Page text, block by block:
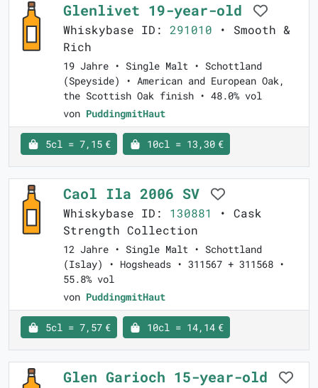
Glenlivet 19-year-old
Whiskybase ID: 291010 • Smooth &
Rich
19 Jahre • Single Malt • Schottland
(Speyside) • American and European Oak,
the Scottish Oak finish • 48.0% vol
von PuddingmitHaut
5cl = 7,15 € 10cl = 13,30 €
Caol Ila 2006 SV
Whiskybase ID: 130881
• Cask
Strength Collection
12 Jahre • Single Malt • Schottland
(Islay) • Hogsheads • 311567 + 311568 •
55.8% vol
von PuddingmitHaut
5cl = 7,57 € 10cl = 14,14 €
Glen Garioch 15-year-old